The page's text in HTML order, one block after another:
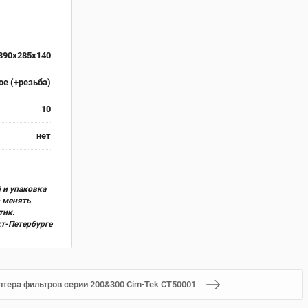
(+резьба)
10
нет
упаковка
менять
Петербурге
фильтров серии 200&300 Cim-Tek CT50001